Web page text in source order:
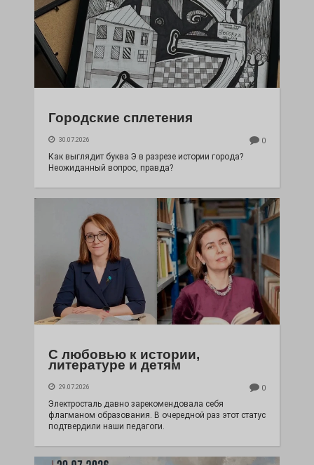
Городские сплетения
30.07.2026 0
Как выглядит буква Э в разрезе истории города?
Неожиданный вопрос, правда?
С любовью к истории,
литературе и детям
29.07.2026 0
Электросталь давно зарекомендовала себя
флагманом образования. В очередной раз этот статус
подтвердили наши педагоги.